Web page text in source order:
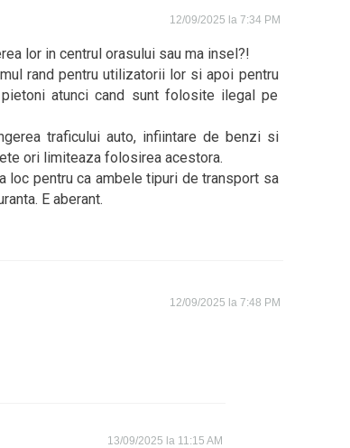
12/09/2025 la 7:34 PM
lor in centrul orasului sau ma insel?!
rand pentru utilizatorii lor si apoi pentru
atunci cand sunt folosite ilegal pe
traficului auto, infiintare de benzi si
ori limiteaza folosirea acestora.
loc pentru ca ambele tipuri de transport sa
E aberant.
12/09/2025 la 7:48 PM
13/09/2025 la 11:15 AM